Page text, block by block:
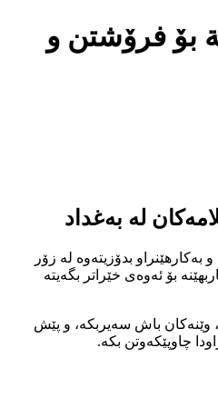
بۆ فرۆشتن و
لە بەغداد
بدۆزیتەوە لە زۆر
بۆ ئەوەی خێراتر بگەیتە
وێنەکان باش سەیربکە، و پێش
چاوپێکەوتن بکە.